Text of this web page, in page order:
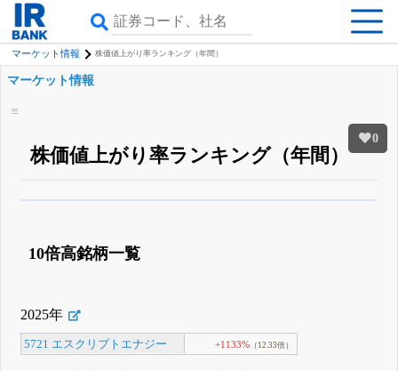
マーケット情報 株価値上がり率ランキング（年間）
0
マーケット情報
株価値上がり率ランキング（年間）
登録すると永久30%OFFと米株版の先行利用も付きます
10倍高銘柄一覧
2025年
5721 エスクリプトエナジー +1133% （12.33倍）